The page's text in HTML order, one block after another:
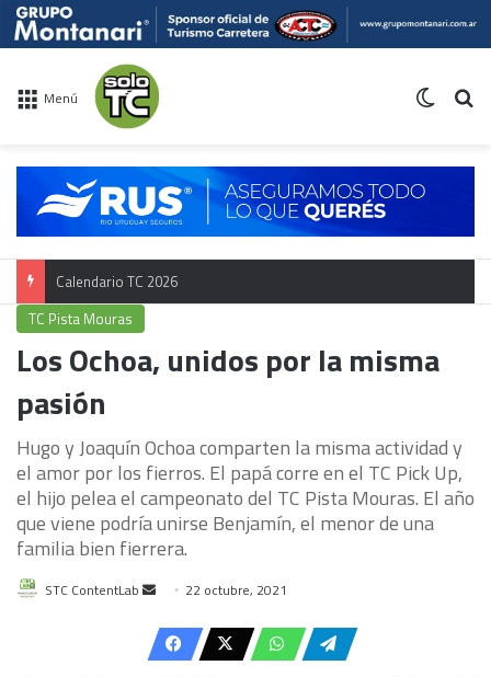
Menú
Calendario TC 2026
TC Pista Mouras
Los Ochoa, unidos por la misma
pasión
Hugo y Joaquín Ochoa comparten la misma actividad y
el amor por los fierros. El papá corre en el TC Pick Up,
el hijo pelea el campeonato del TC Pista Mouras. El año
que viene podría unirse Benjamín, el menor de una
familia bien fierrera.
STC ContentLab
Send
email
22 octubre, 2021